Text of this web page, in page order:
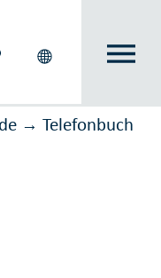
→ Telefonbuch